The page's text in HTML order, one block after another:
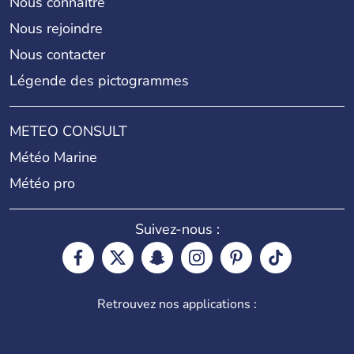
Nous rejoindre
Nous contacter
Légende des pictogrammes
METEO CONSULT
Météo Marine
Météo pro
Suivez-nous :
Retrouvez nos applications :